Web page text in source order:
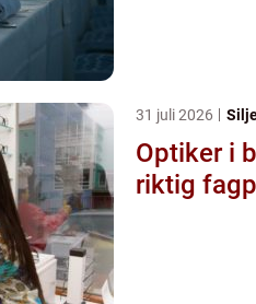
31 juli 2026
Optiker i bodø slik
riktig